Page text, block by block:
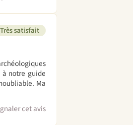
Très satisfait
à notre guide
Ma
cet avis